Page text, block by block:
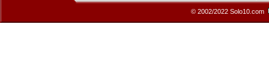
© 2002/2022 Solo10.com